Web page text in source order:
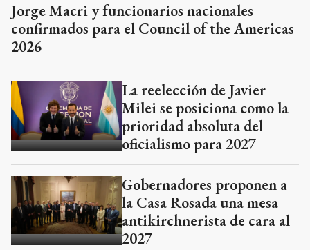
Jorge Macri y funcionarios nacionales
confirmados para el Council of the Americas
2026
La reelección de Javier
Milei se posiciona como la
prioridad absoluta del
oficialismo para 2027
Gobernadores proponen a
la Casa Rosada una mesa
antikirchnerista de cara al
2027